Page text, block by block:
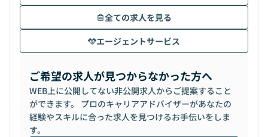
全ての求人を見る
エージェントサービス
ご希望の求人が見つからなかった方へ
WEB上に公開してない非公開求人からご提案すること
ができます。 プロのキャリアアドバイザーがあなたの
経験やスキルに合った求人を見つけるお手伝いをしま
す。